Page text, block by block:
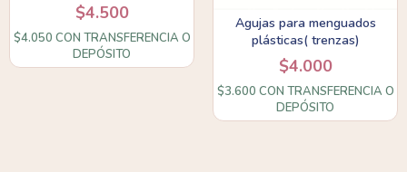
$4.500
$4.050 CON TRANSFERENCIA O
DEPÓSITO
Agujas para menguados
plásticas( trenzas)
$4.000
$3.600 CON TRANSFERENCIA O
DEPÓSITO